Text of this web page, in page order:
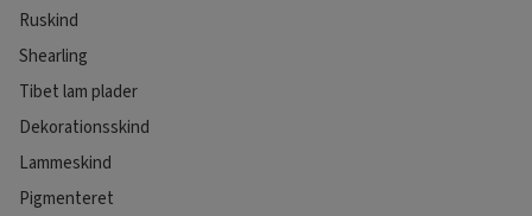
Ruskind
Shearling
Tibet lam plader
Dekorationsskind
Lammeskind
Pigmenteret